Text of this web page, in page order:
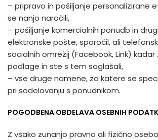
– pripravo in pošiljanje personalizirane
se nanjo naročili,
– pošiljanje komercialnih ponudb in
elektronske pošte, sporočil, ali
socialnih omrežij (Facebook, Link)
podlage in ste s tem soglašali,
– vse druge namene, za katere se
pri sodelovanju s ponudnikom.
POGODBENA OBDELAVA OSEBNIH
Z vsako zunanjo pravno ali fizično